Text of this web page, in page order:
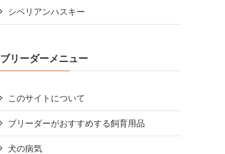
シベリアンハスキー
ブリーダーメニュー
このサイトについて
ブリーダーがおすすめする飼育用品
犬の病気